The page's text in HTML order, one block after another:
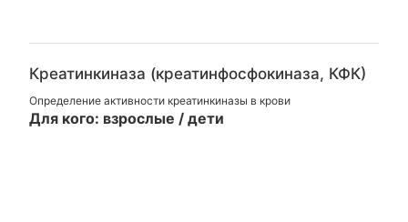
Креатинкиназа (креатинфосфокиназа, КФК)
Определение активности креатинкиназы в крови
Для кого: взрослые / дети